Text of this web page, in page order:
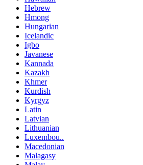
Hebrew
Hmong
Hungarian
Icelandic
Igbo
Javanese
Kannada
Kazakh
Khmer
Kurdish
Kyrgyz
Latin
Latvian
Lithuanian
Luxembou..
Macedonian
Malagasy